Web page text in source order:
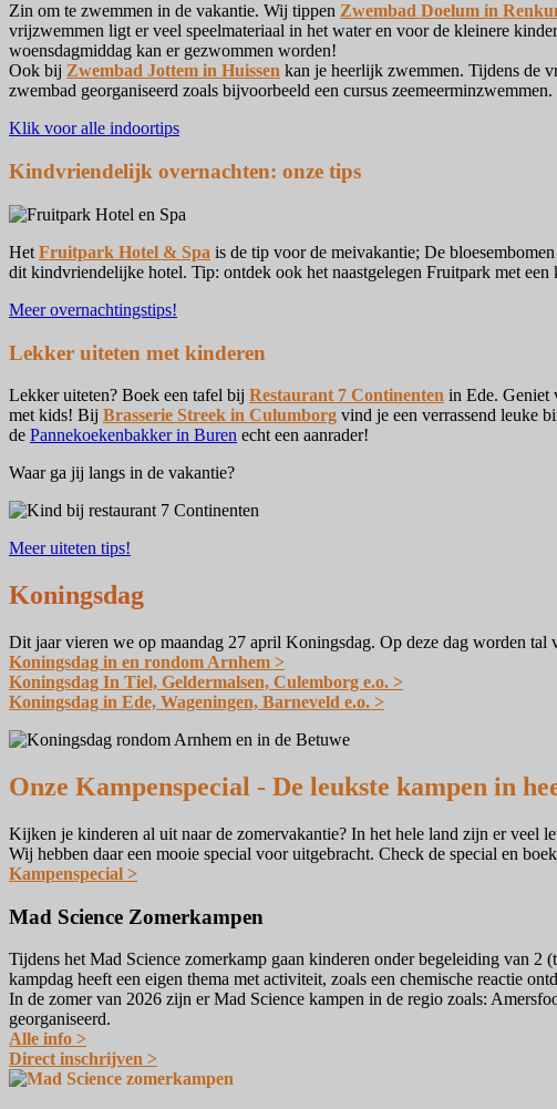
Zin om te zwemmen in de vakantie. Wij tippen Zwembad Doelum in
vrijzwemmen ligt er veel speelmateriaal in het water en voor de kleinere
woensdagmiddag kan er gezwommen worden!
Ook bij Zwembad Jottem in Huissen kan je heerlijk zwemmen. Tijdens de
zwembad georganiseerd zoals bijvoorbeeld een cursus
Klik voor alle indoortips
Kindvriendelijk overnachten: onze tips
Het Fruitpark Hotel & Spa is de tip voor de meivakantie; De
dit kindvriendelijke hotel. Tip: ontdek ook het naastgelegen Fruitpark met
Meer overnachtingstips!
Lekker uiteten met kinderen
Lekker uiteten? Boek een tafel bij Restaurant 7 Continenten in Ede. Geniet
met kids! Bij Brasserie Streek in Culumborg vind je een verrassend leuke
de Pannekoekenbakker in Buren echt een aanrader!
Waar ga jij langs in de vakantie?
Meer uiteten tips!
Koningsdag
Dit jaar vieren we op maandag 27 april Koningsdag. Op deze dag worden tal
Koningsdag in en rondom Arnhem >
Koningsdag In Tiel, Geldermalsen, Culemborg e.o. >
Koningsdag in Ede, Wageningen, Barneveld e.o. >
Onze Kampenspecial - De leukste kampen in
Kijken je kinderen al uit naar de zomervakantie? In het hele land zijn er veel
Wij hebben daar een mooie special voor uitgebracht. Check de special en
Kampenspecial >
Mad Science Zomerkampen
Tijdens het Mad Science zomerkamp gaan kinderen onder begeleiding van
kampdag heeft een eigen thema met activiteit, zoals een chemische reactie
In de zomer van 2026 zijn er Mad Science kampen in de regio zoals:
georganiseerd.
Alle info >
​Direct inschrijven >